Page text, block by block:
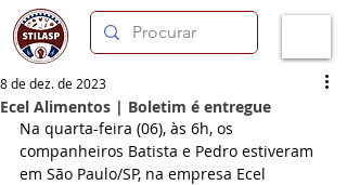
Ecel Alimentos | Boletim é entregue
8 de dez. de 2023
Na quarta-feira (06), às 6h, os
companheiros Batista e Pedro estiveram
em São Paulo/SP, na empresa Ecel